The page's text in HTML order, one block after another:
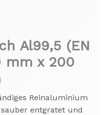
Al99,5 (EN
mm x 200
Reinaluminium
entgratet und